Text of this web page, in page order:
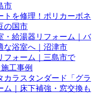
市
トを修理！ポリカーボネ
の国市
・給湯器リフォーム｜バ
な浴室へ｜沼津市
フォーム｜三島市で
工事例
カラスタンダード「グラ
ム｜床下補強・窓交換も